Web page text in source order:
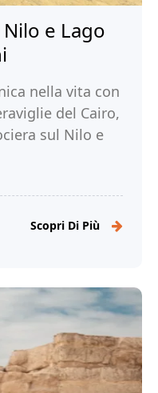
e Lago
nella vita con
del Cairo,
sul Nilo e
Scopri Di Più